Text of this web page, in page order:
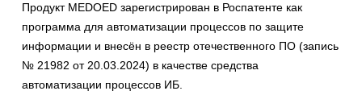
Продукт MEDOED зарегистрирован в Роспатенте как
программа для автоматизации процессов по защите
информации и внесён в реестр отечественного ПО (запись
№ 21982 от 20.03.2024) в качестве средства
автоматизации процессов ИБ.